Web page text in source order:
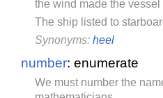
the wind made the vessel
The ship listed to
Synonyms: heel
number: enumerate
We must number the